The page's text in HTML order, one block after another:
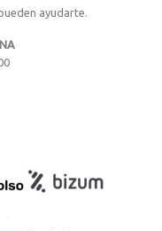
ayudarte.